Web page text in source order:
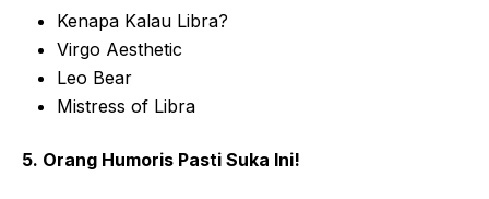
Kenapa Kalau Libra?
Virgo Aesthetic
Leo Bear
Mistress of Libra
5. Orang Humoris Pasti Suka Ini!